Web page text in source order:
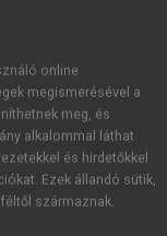
tényállást.
– azt húzza
a
testi sértési
indulnak
szakszerű
meg testi
online
megismerésével a
meg, és
alkalommal láthat
és hirdetőkkel
Ezek állandó sütik,
származnak.